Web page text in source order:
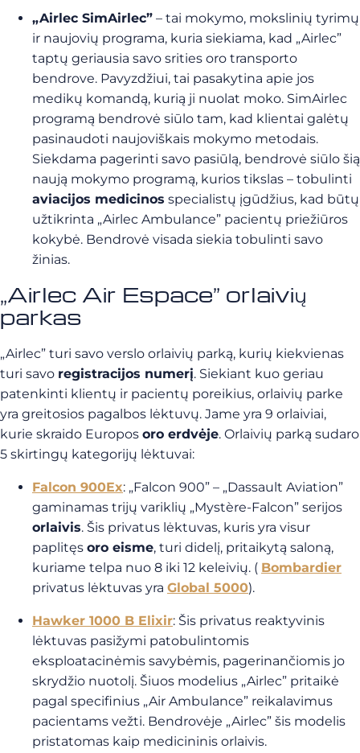
„Airlec SimAirlec” – tai mokymo, mokslinių tyrimų
ir naujovių programa, kuria siekiama, kad „Airlec”
taptų geriausia savo srities oro transporto
bendrove. Pavyzdžiui, tai pasakytina apie jos
medikų komandą, kurią ji nuolat moko. SimAirlec
programą bendrovė siūlo tam, kad klientai galėtų
pasinaudoti naujoviškais mokymo metodais.
Siekdama pagerinti savo pasiūlą, bendrovė siūlo šią
naują mokymo programą, kurios tikslas – tobulinti
aviacijos medicinos specialistų įgūdžius, kad būtų
užtikrinta „Airlec Ambulance” pacientų priežiūros
kokybė. Bendrovė visada siekia tobulinti savo
žinias.
„Airlec Air Espace” orlaivių
parkas
„Airlec” turi savo verslo orlaivių parką, kurių kiekvienas
turi savo registracijos numerį. Siekiant kuo geriau
patenkinti klientų ir pacientų poreikius, orlaivių parke
yra greitosios pagalbos lėktuvų. Jame yra 9 orlaiviai,
kurie skraido Europos oro erdvėje. Orlaivių parką sudaro
5 skirtingų kategorijų lėktuvai:
Falcon 900Ex: „Falcon 900” – „Dassault Aviation”
gaminamas trijų variklių „Mystère-Falcon” serijos
orlaivis. Šis privatus lėktuvas, kuris yra visur
paplitęs oro eisme, turi didelį, pritaikytą saloną,
kuriame telpa nuo 8 iki 12 keleivių. ( Bombardier
privatus lėktuvas yra Global 5000).
Hawker 1000 B Elixir: Šis privatus reaktyvinis
lėktuvas pasižymi patobulintomis
eksploatacinėmis savybėmis, pagerinančiomis jo
skrydžio nuotolį. Šiuos modelius „Airlec” pritaikė
pagal specifinius „Air Ambulance” reikalavimus
pacientams vežti. Bendrovėje „Airlec” šis modelis
pristatomas kaip medicininis orlaivis.